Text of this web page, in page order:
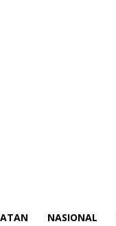
NASIONAL